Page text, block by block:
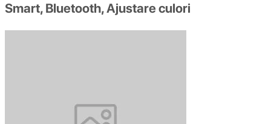
Smart, Bluetooth, Ajustare culori